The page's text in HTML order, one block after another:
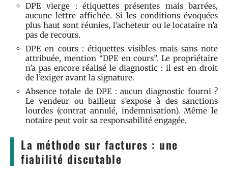
DPE vierge : étiquettes présentes mais barrées,
aucune lettre affichée. Si les conditions évoquées
plus haut sont réunies, l’acheteur ou le locataire n’a
pas de recours.
DPE en cours : étiquettes visibles mais sans note
attribuée, mention “DPE en cours”. Le propriétaire
n’a pas encore réalisé le diagnostic : il est en droit
de l’exiger avant la signature.
Absence totale de DPE : aucun diagnostic fourni ?
Le vendeur ou bailleur s’expose à des sanctions
lourdes (contrat annulé, indemnisation). Même le
notaire peut voir sa responsabilité engagée.
La méthode sur factures : une
fiabilité discutable